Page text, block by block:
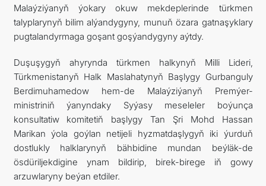
Malaýziýanyň ýokary okuw mekdeplerinde türkmen
talyplarynyň bilim alýandygyny, munuň özara gatnaşyklary
pugtalandyrmaga goşant goşýandygyny aýtdy.
Duşuşygyň ahyrynda türkmen halkynyň Milli Lideri,
Türkmenistanyň Halk Maslahatynyň Başlygy Gurbanguly
Berdimuhamedow hem-de Malaýziýanyň Premýer-
ministriniň ýanyndaky Syýasy meseleler boýunça
konsultatiw komitetiň başlygy Tan Şri Mohd Hassan
Marikan ýola goýlan netijeli hyzmatdaşlygyň iki ýurduň
dostlukly halklarynyň bähbidine mundan beýläk-de
ösdüriljekdigine ynam bildirip, birek-birege iň gowy
arzuwlaryny beýan etdiler.